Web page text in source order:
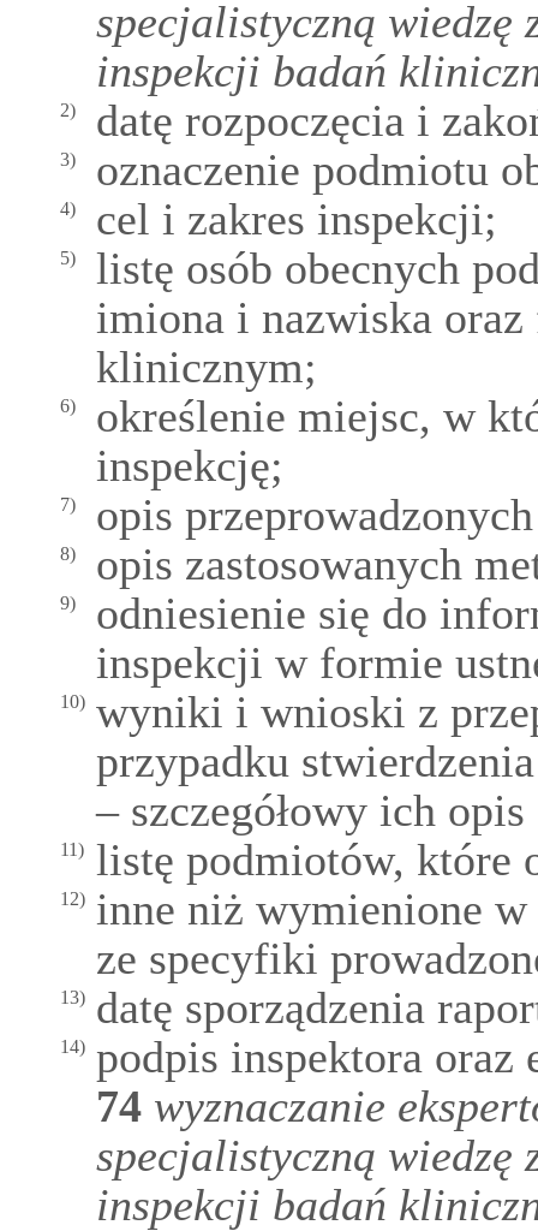
specjalistyczną wiedzę
inspekcji badań
2) datę rozpoczęcia i
3) oznaczenie podmiotu
4) cel i zakres inspekcji;
5)
listę osób obecnych
imiona i nazwiska oraz
klinicznym;
6)
określenie miejsc, w
inspekcję;
7) opis
8) opis zastosowanych
9)
odniesienie się do
inspekcji w formie
10) wyniki i wnioski z
przypadku
– szczegółowy ich
11) listę podmiotów, które
12) inne niż wymienione
ze specyfiki
13) datę sporządzenia
14) podpis inspektora oraz
74 wyznaczanie
specjalistyczną wiedzę
inspekcji badań